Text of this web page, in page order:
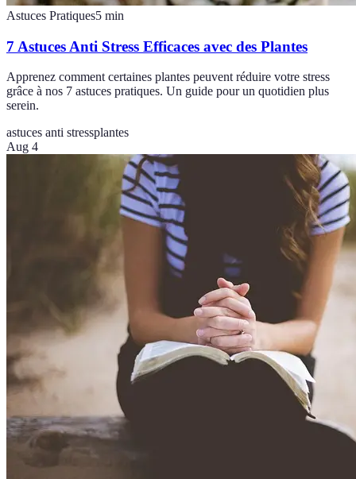
Astuces Pratiques5 min
7 Astuces Anti Stress Efficaces avec des Plantes
Apprenez comment certaines plantes peuvent réduire votre stress
grâce à nos 7 astuces pratiques. Un guide pour un quotidien plus
serein.
astuces anti stressplantes
Aug 4